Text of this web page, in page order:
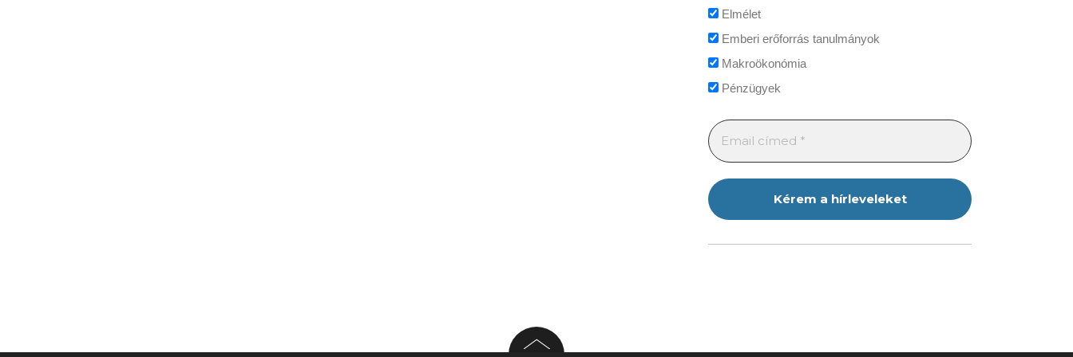
Elmélet
Emberi erőforrás tanulmányok
Makroökonómia
Pénzügyek